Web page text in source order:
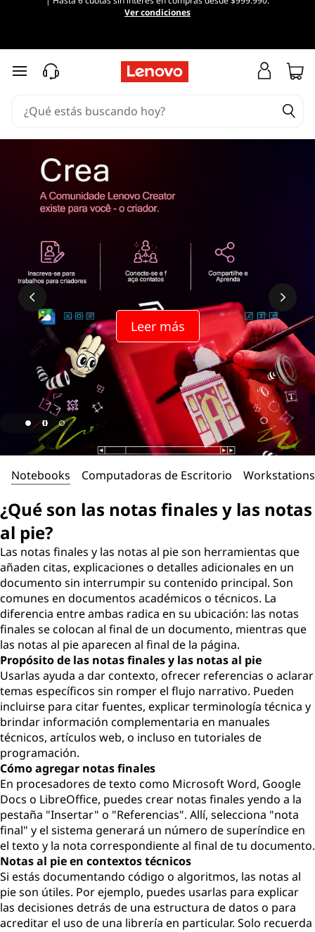
Ver condiciones
Ir al contenido principal
Leer más
Notebooks Computadoras de Escritorio Workstations
¿Qué son las notas finales y las notas
al pie?
Las notas finales y las notas al pie son herramientas que
añaden citas, explicaciones o detalles adicionales en un
documento sin interrumpir su contenido principal. Son
comunes en documentos académicos o técnicos. La
diferencia entre ambas radica en su ubicación: las notas
finales se colocan al final de un documento, mientras que
las notas al pie aparecen al final de la página.
Propósito de las notas finales y las notas al pie
Usarlas ayuda a dar contexto, ofrecer referencias o aclarar
temas específicos sin romper el flujo narrativo. Pueden
incluirse para citar fuentes, explicar terminología técnica y
brindar información complementaria en manuales
técnicos, artículos web, o incluso en tutoriales de
programación.
Cómo agregar notas finales
En procesadores de texto como Microsoft Word, Google
Docs o LibreOffice, puedes crear notas finales yendo a la
pestaña "Insertar" o "Referencias". Allí, selecciona "nota
final" y el sistema generará un número de superíndice en
el texto y la nota correspondiente al final de tu documento.
Notas al pie en contextos técnicos
Si estás documentando código o algoritmos, las notas al
pie son útiles. Por ejemplo, puedes usarlas para explicar
las decisiones detrás de una estructura de datos o para
acreditar el uso de una librería en particular. Solo recuerda